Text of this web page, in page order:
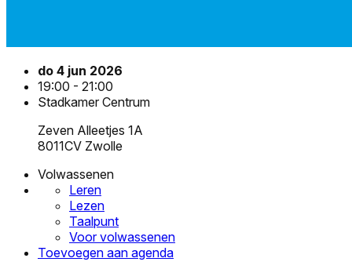
do 4 jun 2026
19:00 - 21:00
Stadkamer Centrum
Zeven Alleetjes 1A
8011CV Zwolle
Volwassenen
Leren
Lezen
Taalpunt
Voor volwassenen
Toevoegen aan agenda